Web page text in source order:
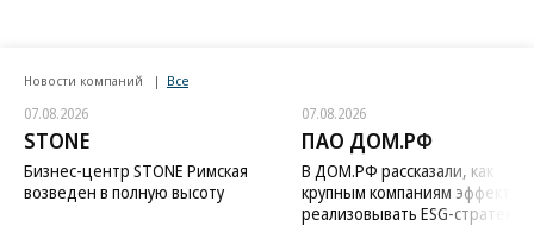
Новости компаний Все
07.08.2026
STONE
Бизнес-центр STONE Римская
возведен в полную высоту
07.08.2026
ПАО ДОМ.РФ
В ДОМ.РФ рассказали, как
крупным компаниям
реализовывать ESG-стратегию